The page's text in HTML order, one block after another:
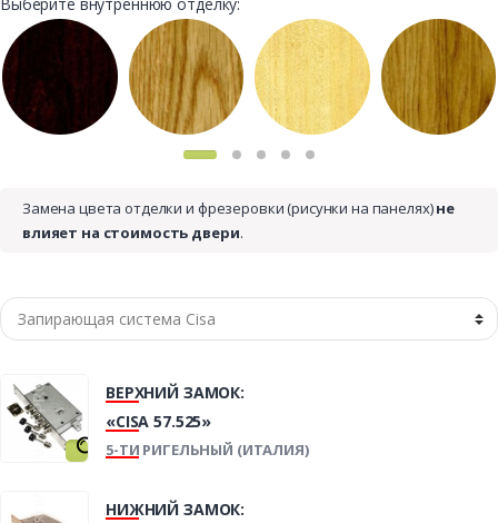
Замена цвета отделки и фрезеровки (рисунки на панелях)не
влияет на стоимость двери.
ВЕРХНИЙ ЗАМОК:
«CISA 57.525»
5-ТИ РИГЕЛЬНЫЙ (ИТАЛИЯ)
НИЖНИЙ ЗАМОК: